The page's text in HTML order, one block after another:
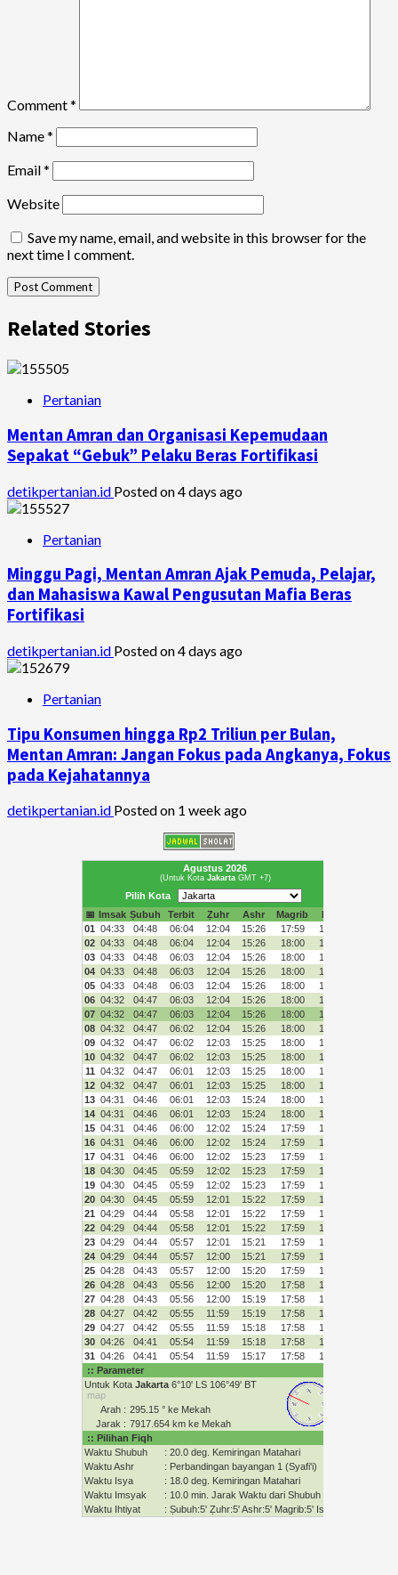
Comment*
Name*
Email*
Website
Save my name, email, and website in this browser for the
next time I comment.
Related Stories
Pertanian
Mentan Amran dan Organisasi Kepemudaan
Sepakat “Gebuk” Pelaku Beras Fortifikasi
detikpertanian.id Posted on 4 days ago
Pertanian
Minggu Pagi, Mentan Amran Ajak Pemuda, Pelajar,
dan Mahasiswa Kawal Pengusutan Mafia Beras
Fortifikasi
detikpertanian.id Posted on 4 days ago
Pertanian
Tipu Konsumen hingga Rp2 Triliun per Bulan,
Mentan Amran: Jangan Fokus pada Angkanya, Fokus
pada Kejahatannya
detikpertanian.id Posted on 1 week ago